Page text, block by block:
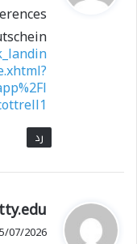
ل
رد
ي
ق
15/07/2026 الساعة